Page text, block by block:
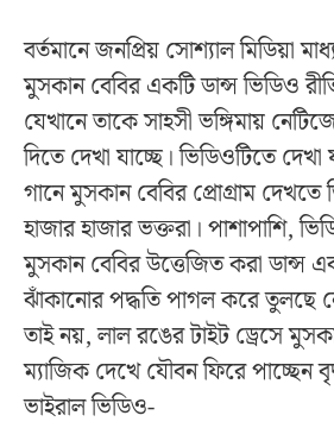
বর্তমানে জনপ্রিয় সোশ্যাল মিডিয়া
মুসকান বেবির একটি ডান্স ভিডিও
যেখানে তাকে সাহসী ভঙ্গিমায়
দিতে দেখা যাচ্ছে। ভিডিওটিতে দেখা
গানে মুসকান বেবির প্রোগ্রাম
হাজার হাজার ভক্তরা। পাশাপাশি,
মুসকান বেবির উত্তেজিত করা ডান্স
ঝাঁকানোর পদ্ধতি পাগল করে তুলছে
তাই নয়, লাল রঙের টাইট ড্রেসে
ম্যাজিক দেখে যৌবন ফিরে পাচ্ছেন
ভাইরাল ভিডিও-